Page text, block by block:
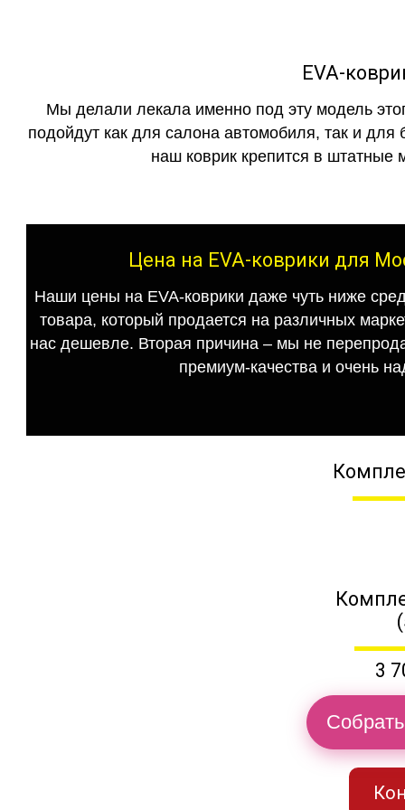
EVA-
Мы делали лекала именно под эту модель
подойдут как для салона автомобиля, так и для
наш коврик крепится в штатные
Цена на EVA-коврики для
Наши цены на EVA-коврики даже чуть ниже
товара, который продается на различных
нас дешевле. Вторая причина – мы не
премиум-качества и очень
3